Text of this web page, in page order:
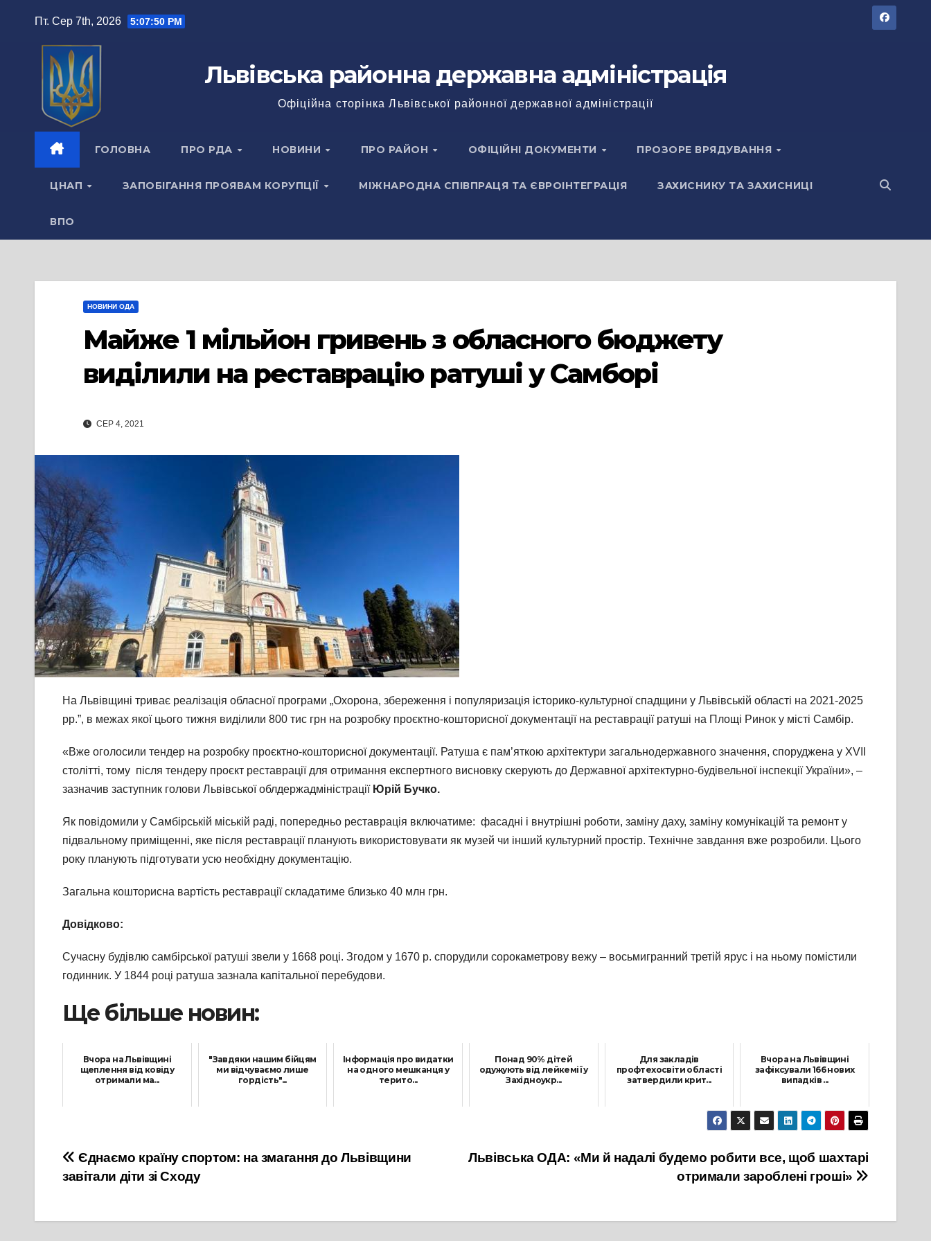
Пт. Сер 7th, 2026 5:07:51 PM
Львівська районна державна адміністрація
Офіційна сторінка Львівської районної державної адміністрації
ГОЛОВНА ПРО РДА НОВИНИ ПРО РАЙОН ОФІЦІЙНІ ДОКУМЕНТИ ПРОЗОРЕ ВРЯДУВАННЯ
ЦНАП ЗАПОБІГАННЯ ПРОЯВАМ КОРУПЦІЇ МІЖНАРОДНА СПІВПРАЦЯ ТА ЄВРОІНТЕГРАЦІЯ ЗАХИСНИКУ ТА ЗАХИСНИЦІ
ВПО
НОВИНИ ОДА
Майже 1 мільйон гривень з обласного бюджету
виділили на реставрацію ратуші у Самборі
СЕР 4, 2021
На Львівщині триває реалізація обласної програми „Охорона, збереження і популяризація історико-культурної спадщини у Львівській області на 2021-2025
рр.”, в межах якої цього тижня виділили 800 тис грн на розробку проєктно-кошторисної документації на реставрації ратуші на Площі Ринок у місті Самбір.
«Вже оголосили тендер на розробку проєктно-кошторисної документації. Ратуша є пам’яткою архітектури загальнодержавного значення, споруджена у XVІІ
столітті, тому після тендеру проєкт реставрації для отримання експертного висновку скерують до Державної архітектурно-будівельної інспекції України», –
зазначив заступник голови Львівської облдержадміністрації Юрій Бучко.
Як повідомили у Самбірській міській раді, попередньо реставрація включатиме: фасадні і внутрішні роботи, заміну даху, заміну комунікацій та ремонт у
підвальному приміщенні, яке після реставрації планують використовувати як музей чи інший культурний простір. Технічне завдання вже розробили. Цього
року планують підготувати усю необхідну документацію.
Загальна кошторисна вартість реставрації складатиме близько 40 млн грн.
Довідково:
Сучасну будівлю самбірської ратуші звели у 1668 році. Згодом у 1670 р. спорудили сорокаметрову вежу – восьмигранний третій ярус і на ньому помістили
годинник. У 1844 році ратуша зазнала капітальної перебудови.
Ще більше новин:
Вчора на Львівщині
щеплення від ковіду
отримали ма...
"Завдяки нашим бійцям
ми відчуваємо лише
гордість"...
Інформація про видатки
на одного мешканця у
терито...
Понад 90% дітей
одужують від лейкемії у
Західноукр...
Для закладів
профтехосвіти області
затвердили крит...
Вчора на Львівщині
зафіксували 166 нових
випадків ...
22 Грудня, 2021
Навігація
записів
Львівська ОДА: «Ми й надалі будемо робити все, щоб шахтарі
отримали зароблені гроші»
Єднаємо країну спортом: на змагання до Львівщини
завітали діти зі Сходу